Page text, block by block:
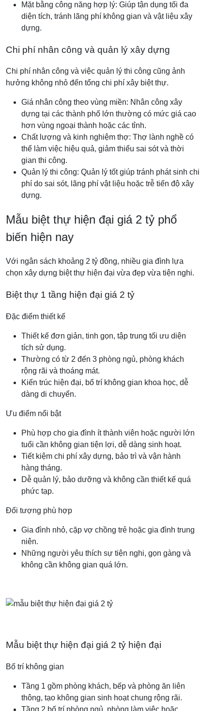
Mặt bằng công năng hợp lý: Giúp tận dụng tối đa
diện tích, tránh lãng phí không gian và vật liệu xây
dựng.
Chi phí nhân công và quản lý xây dựng
Chi phí nhân công và việc quản lý thi công cũng ảnh
hưởng không nhỏ đến tổng chi phí xây biệt thự.
Giá nhân công theo vùng miền: Nhân công xây
dựng tại các thành phố lớn thường có mức giá cao
hơn vùng ngoại thành hoặc các tỉnh.
Chất lượng và kinh nghiệm thợ: Thợ lành nghề có
thể làm việc hiệu quả, giảm thiểu sai sót và thời
gian thi công.
Quản lý thi công: Quản lý tốt giúp tránh phát sinh chi
phí do sai sót, lãng phí vật liệu hoặc trễ tiến độ xây
dựng.
Mẫu biệt thự hiện đại giá 2 tỷ phổ
biến hiện nay
Với ngân sách khoảng 2 tỷ đồng, nhiều gia đình lựa
chọn xây dựng biệt thự hiện đại vừa đẹp vừa tiện nghi.
Biệt thự 1 tầng hiện đại giá 2 tỷ
Đặc điểm thiết kế
Thiết kế đơn giản, tinh gọn, tập trung tối ưu diện
tích sử dụng.
Thường có từ 2 đến 3 phòng ngủ, phòng khách
rộng rãi và thoáng mát.
Kiến trúc hiện đại, bố trí không gian khoa học, dễ
dàng di chuyển.
Ưu điểm nổi bật
Phù hợp cho gia đình ít thành viên hoặc người lớn
tuổi cần không gian tiện lợi, dễ dàng sinh hoạt.
Tiết kiệm chi phí xây dựng, bảo trì và vận hành
hàng tháng.
Dễ quản lý, bảo dưỡng và không cần thiết kế quá
phức tạp.
Đối tượng phù hợp
Gia đình nhỏ, cặp vợ chồng trẻ hoặc gia đình trung
niên.
Những người yêu thích sự tiện nghi, gọn gàng và
không cần không gian quá lớn.
Mẫu biệt thự hiện đại giá 2 tỷ hiện đại
Bố trí không gian
Tầng 1 gồm phòng khách, bếp và phòng ăn liên
thông, tạo không gian sinh hoạt chung rộng rãi.
Tầng 2 bố trí phòng ngủ, phòng làm việc hoặc